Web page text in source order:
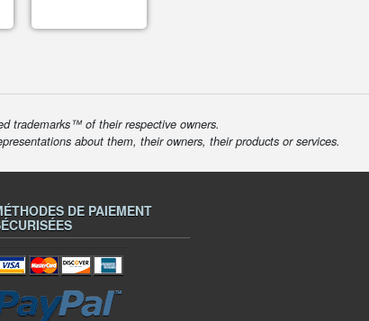
trademarks™ of their respective owners.
about them, their owners, their products or services.
DE PAIEMENT